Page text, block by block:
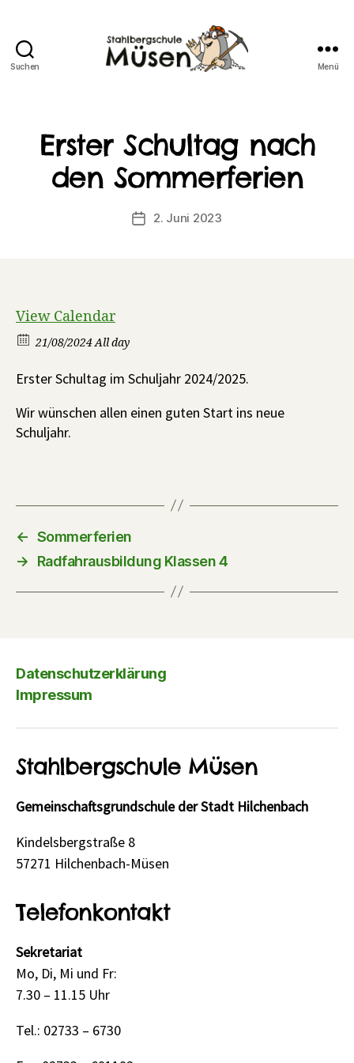
Suchen Menü
Erster Schultag nach
den Sommerferien
Veröffentlichungsdatum
2. Juni 2023
View Calendar
21/08/2024 All day
Erster Schultag im Schuljahr 2024/2025.
Wir wünschen allen einen guten Start ins neue
Schuljahr.
← Sommerferien
→
Radfahrausbildung Klassen 4
Datenschutzerklärung
Impressum
Stahlbergschule Müsen
Gemeinschaftsgrundschule der Stadt Hilchenbach
Kindelsbergstraße 8
57271 Hilchenbach-Müsen
Telefonkontakt
Sekretariat
Mo, Di, Mi und Fr:
7.30 – 11.15 Uhr
Tel.: 02733 – 6730